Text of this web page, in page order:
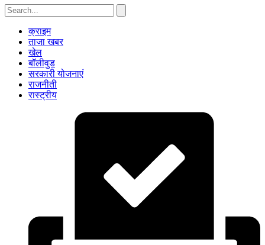
क्राइम
ताजा खबर
खेल
बॉलीवुड
सरकारी योजनाएं
राजनीती
रास्ट्रीय